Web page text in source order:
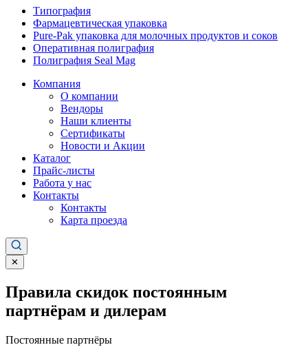
Типография
Фармацевтическая упаковка
Pure-Pak упаковка для молочных продуктов и соков
Оперативная полиграфия
Полиграфия Seal Mag
Компания
О компании
Вендоры
Наши клиенты
Сертификаты
Новости и Акции
Каталог
Прайс-листы
Работа у нас
Контакты
Контакты
Карта проезда
✕
Правила скидок постоянным
партнёрам и дилерам
Постоянные партнёры